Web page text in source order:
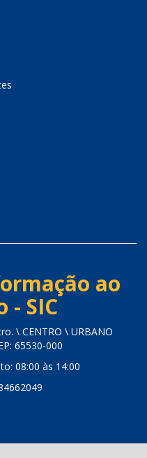
ao
- SIC
\ CENTRO \ URBANO
65530-000
08:00 às 14:00